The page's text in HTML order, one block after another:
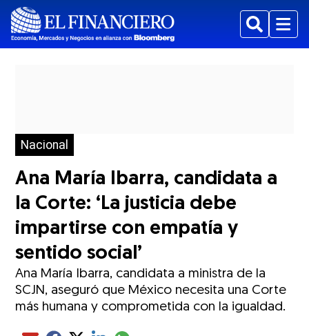
BuscarMenu
Nacional
Ana María Ibarra, candidata a
la Corte: ‘La justicia debe
impartirse con empatía y
sentido social’
Ana María Ibarra, candidata a ministra de la
SCJN, aseguró que México necesita una Corte
más humana y comprometida con la igualdad.